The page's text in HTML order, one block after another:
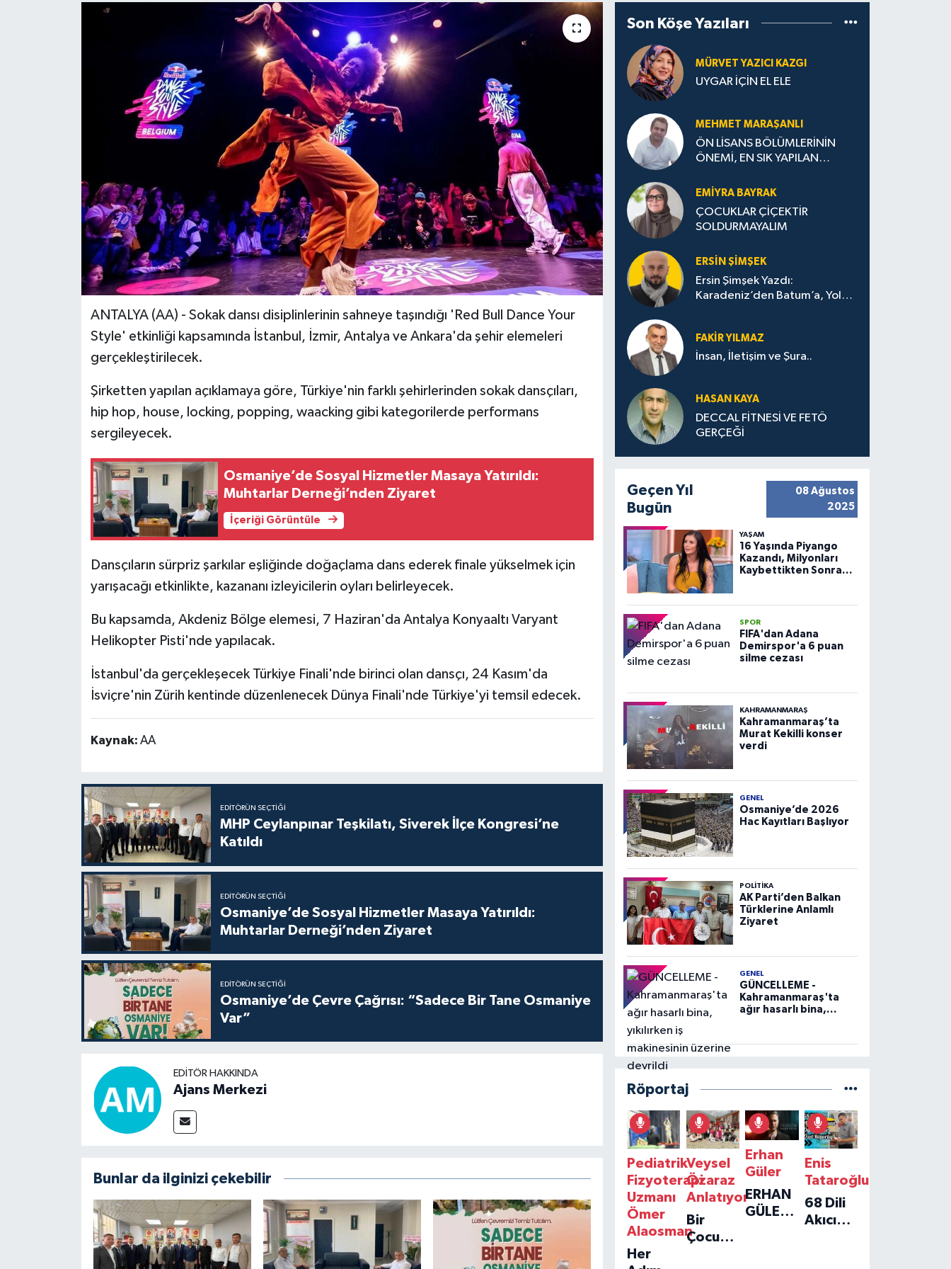
ANTALYA (AA) - Sokak dansı disiplinlerinin sahneye taşındığı 'Red Bull Dance Your
Style' etkinliği kapsamında İstanbul, İzmir, Antalya ve Ankara'da şehir elemeleri
gerçekleştirilecek.
Şirketten yapılan açıklamaya göre, Türkiye'nin farklı şehirlerinden sokak dansçıları,
hip hop, house, locking, popping, waacking gibi kategorilerde performans
sergileyecek.
Osmaniye’de Sosyal Hizmetler Masaya Yatırıldı:
Muhtarlar Derneği’nden Ziyaret
İçeriği Görüntüle
Dansçıların sürpriz şarkılar eşliğinde doğaçlama dans ederek finale yükselmek için
yarışacağı etkinlikte, kazananı izleyicilerin oyları belirleyecek.
Bu kapsamda, Akdeniz Bölge elemesi, 7 Haziran'da Antalya Konyaaltı Varyant
Helikopter Pisti'nde yapılacak.
İstanbul'da gerçekleşecek Türkiye Finali'nde birinci olan dansçı, 24 Kasım'da
İsviçre'nin Zürih kentinde düzenlenecek Dünya Finali'nde Türkiye'yi temsil edecek.
Kaynak: AA
EDITÖRÜN SEÇTIĞI
MHP Ceylanpınar Teşkilatı, Siverek İlçe Kongresi’ne
Katıldı
EDITÖRÜN SEÇTIĞI
Osmaniye’de Sosyal Hizmetler Masaya Yatırıldı:
Muhtarlar Derneği’nden Ziyaret
EDITÖRÜN SEÇTIĞI
Osmaniye’de Çevre Çağrısı: “Sadece Bir Tane Osmaniye
Var”
EDITÖR HAKKINDA
Ajans Merkezi
Bunlar da ilginizi çekebilir
Son Köşe Yazıları
MÜRVET YAZICI KAZGI
UYGAR İÇİN EL ELE
MEHMET MARAŞANLI
ÖN LİSANS BÖLÜMLERİNİN
ÖNEMİ, EN SIK YAPILAN
STRATEJİLERİ
EMIYRA BAYRAK
ÇOCUKLAR ÇİÇEKTİR
SOLDURMAYALIM
ERSIN ŞIMŞEK
Ersin Şimşek Yazdı:
Karadeniz’den Batum’a, Yolun
FAKIR YILMAZ
İnsan, İletişim ve Şura..
HASAN KAYA
DECCAL FİTNESİ VE FETÖ
GERÇEĞİ
Geçen Yıl
Bugün
08 Ağustos
2025
YAŞAM
16 Yaşında Piyango
Kazandı, Milyonları
Kaybettikten Sonra
SPOR
FIFA'dan Adana
Demirspor'a 6 puan
silme cezası
KAHRAMANMARAŞ
Kahramanmaraş’ta
Murat Kekilli konser
verdi
GENEL
Osmaniye’de 2026
Hac Kayıtları Başlıyor
POLITIKA
AK Parti’den Balkan
Türklerine Anlamlı
Ziyaret
GENEL
GÜNCELLEME -
Kahramanmaraş'ta
ağır hasarlı bina,
devrildi
Röportaj
Pediatrik
Fizyoterapi
Uzmanı
Ömer
Alaosman
Her
Veysel
Özaraz
Anlatıyor
Bir
Çocuğun
Erhan
Güler
ERHAN
GÜLER'IN
Enis
Tataroğlu
68 Dili
Akıcı